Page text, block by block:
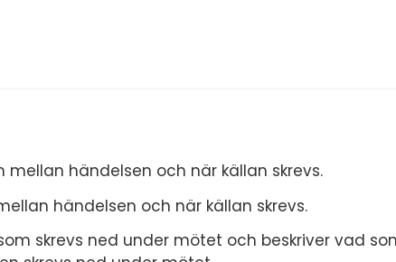
händelsen och när källan skrevs.
händelsen och när källan skrevs.
skrevs ned under mötet och beskriver vad